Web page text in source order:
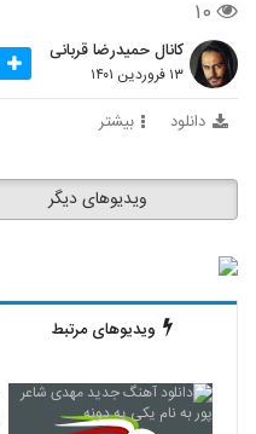
۱۰
کانال حمیدرضا قربانی
۱۳ فروردین ۱۴۰۱
دانلود بیشتر
ویدیوهای دیگر
ویدیوهای مرتبط